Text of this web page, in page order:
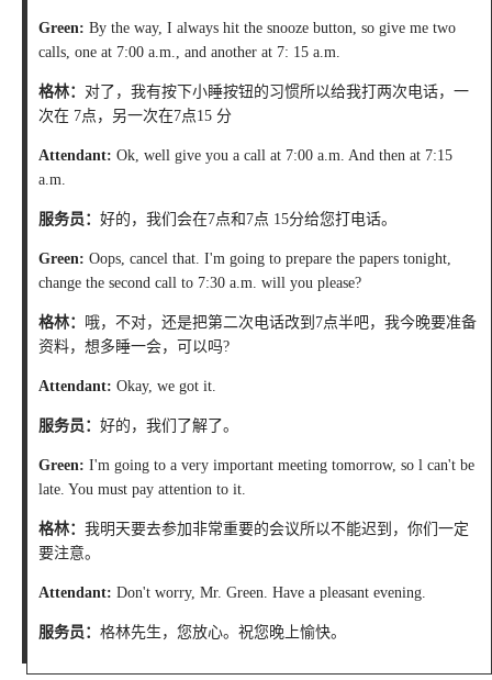
Green: By the way, I always hit the snooze button, so give me two
calls, one at 7:00 a.m., and another at 7: 15 a.m.
格林： 对了，我有按下小睡按钮的习惯所以给我打两次电话，一
次在 7点，另一次在7点15 分
Attendant: Ok, well give you a call at 7:00 a.m. And then at 7:15
a.m.
服务员： 好的，我们会在7点和7点 15分给您打电话。
Green: Oops, cancel that. I'm going to prepare the papers tonight,
change the second call to 7:30 a.m. will you please?
格林： 哦，不对，还是把第二次电话改到7点半吧，我今晚要准备
资料，想多睡一会，可以吗?
Attendant: Okay, we got it.
服务员： 好的，我们了解了。
Green: I'm going to a very important meeting tomorrow, so l can't be
late. You must pay attention to it.
格林： 我明天要去参加非常重要的会议所以不能迟到，你们一定
要注意。
Attendant: Don't worry, Mr. Green. Have a pleasant evening.
服务员： 格林先生，您放心。祝您晚上愉快。